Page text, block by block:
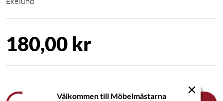
Välkommen till Möbelmästarna
×
180,00 kr